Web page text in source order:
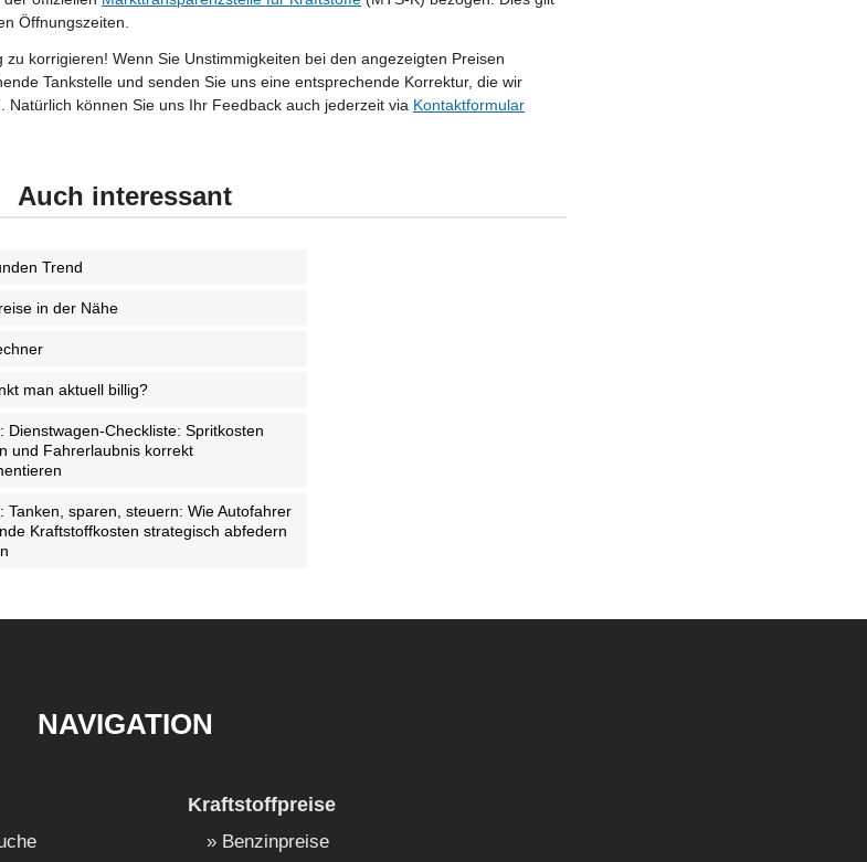
Öffnungszeiten.
korrigieren! Wenn Sie Unstimmigkeiten bei den angezeigten Preisen
Tankstelle und senden Sie uns eine entsprechende Korrektur, die wir
können Sie uns Ihr Feedback auch jederzeit via Kontaktformular
Auch interessant
Trend
in der Nähe
man aktuell billig?
Dienstwagen-Checkliste: Spritkosten
und Fahrerlaubnis korrekt
Tanken, sparen, steuern: Wie Autofahrer
Kraftstoffkosten strategisch abfedern
NAVIGATION
Kraftstoffpreise
Benzinpreise